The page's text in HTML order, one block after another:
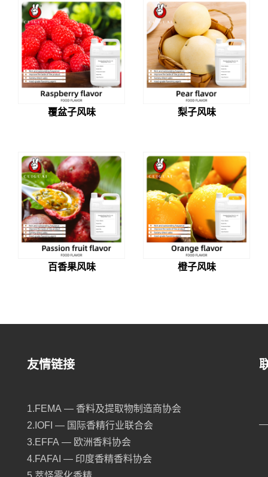
覆盆子风味 梨子风味
百香果风味 橙子风味
友情链接
1.FEMA — 香料及提取物制造商协会
2.IOFI — 国际香精行业联合会
3.EFFA — 欧洲香料协会
4.FAFAI — 印度香精香料协会